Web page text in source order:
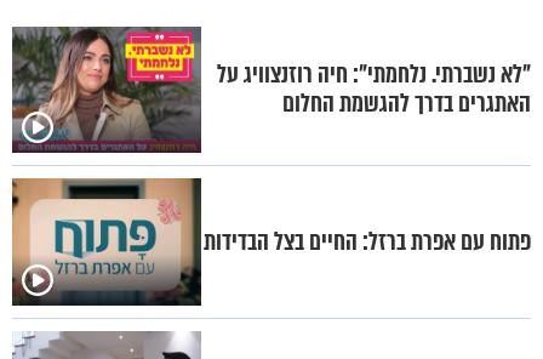
"לא נשברתי. נלחמתי": חיה רוזנצוויג על
האתגרים בדרך להגשמת החלום
פתוח עם אפרת ברזל: החיים בצל הבדידות